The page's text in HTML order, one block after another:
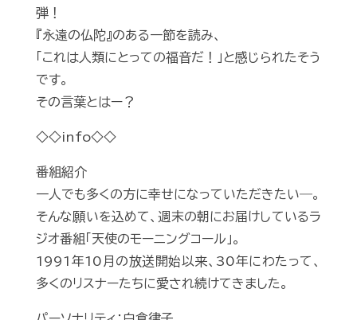
弾！
『永遠の仏陀』のある一節を読み、
「これは人類にとっての福音だ！」と感じられたそう
です。
その言葉とはー？
◇◇info◇◇
番組紹介
一人でも多くの方に幸せになっていただきたい―。
そんな願いを込めて、週末の朝にお届けしているラ
ジオ番組「天使のモーニングコール」。
1991年10月の放送開始以来、30年にわたって、
多くのリスナーたちに愛され続けてきました。